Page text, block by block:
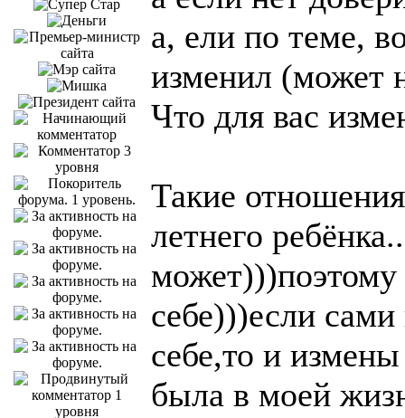
а, ели по теме,
изменил (может
Что для вас
Такие
летнего
может)))поэтому
себе)))если
себе,то и
была в моей